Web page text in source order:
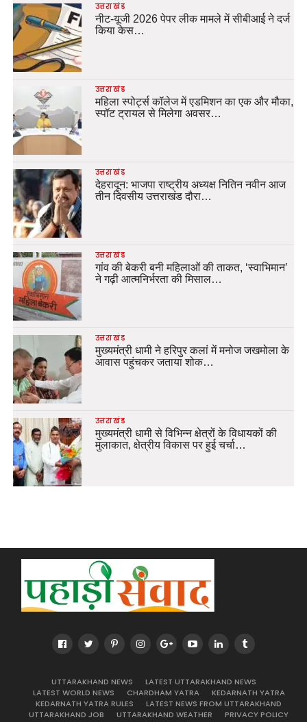
उत्तराखंड
नीट-यूजी 2026 पेपर लीक मामले में सीबीआई ने दर्ज
किया केस…
उत्तराखंड
महिला स्पोर्ट्स कॉलेज में एडमिशन का एक और मौका,
स्पॉट ट्रायल से मिलेगा अवसर…
उत्तराखंड
देहरादून: भाजपा राष्ट्रीय अध्यक्ष नितिन नवीन आज
तीन दिवसीय उत्तराखंड दौरा…
उत्तराखंड
गांव की बेकरी बनी महिलाओं की ताकत, ‘स्वाभिमान’
ने गढ़ी आत्मनिर्भरता की मिसाल…
उत्तराखंड
मुख्यमंत्री धामी ने हरिपुर कलां में मनोज जखमोला के
आवास पहुंचकर जताया शोक…
उत्तराखंड
मुख्यमंत्री धामी से विभिन्न क्षेत्रों के विधायकों की
मुलाकात, क्षेत्रीय विकास पर हुई चर्चा…
UTTARAKHAND NEWS
LATEST UTTARAKHAND NEWS
LATEST WORLD NEWS
CHARDHAM YATRA
KEDARNATH YATRA
KEDARNATH YATRA RULES
LATEST NEWS FROM UTTARAKHAND
UTTARAKHAND JOB
UTTARAKHAND WEATHER
PRIVACY POLICY